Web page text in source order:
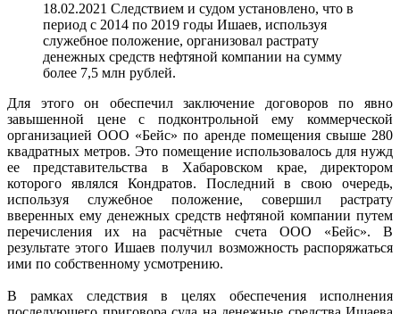
18.02.2021 Следствием и судом установлено, что в
период с 2014 по 2019 годы Ишаев, используя
служебное положение, организовал растрату
денежных средств нефтяной компании на сумму
более 7,5 млн рублей.
Для этого он обеспечил заключение договоров по явно
завышенной цене с подконтрольной ему коммерческой
организацией ООО «Бейс» по аренде помещения свыше 280
квадратных метров. Это помещение использовалось для нужд
ее представительства в Хабаровском крае, директором
которого являлся Кондратов. Последний в свою очередь,
используя служебное положение, совершил растрату
вверенных ему денежных средств нефтяной компании путем
перечисления их на расчётные счета ООО «Бейс». В
результате этого Ишаев получил возможность распоряжаться
ими по собственному усмотрению.
В рамках следствия в целях обеспечения исполнения